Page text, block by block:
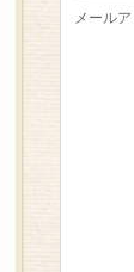
メール